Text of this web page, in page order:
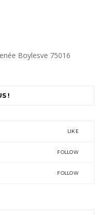
Boylesve 75016
!
LIKE
FOLLOW
FOLLOW